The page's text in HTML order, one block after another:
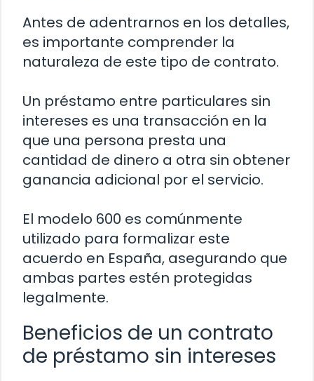
Antes de adentrarnos en los detalles,
es importante comprender la
naturaleza de este tipo de contrato.
Un préstamo entre particulares sin
intereses es una transacción en la
que una persona presta una
cantidad de dinero a otra sin obtener
ganancia adicional por el servicio.
El modelo 600 es comúnmente
utilizado para formalizar este
acuerdo en España, asegurando que
ambas partes estén protegidas
legalmente.
Beneficios de un contrato
de préstamo sin intereses